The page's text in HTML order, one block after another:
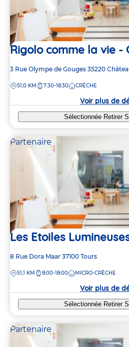
Rigolo comme la vie -
Adresse
la
3 Rue Olympe de Gouges 35220
DISTANCE
51,0 KM 7:30-18:30 CRÈCHE
Voir plus de
Sélectionnée Retirer
Partenaire
Les Etoiles
Adresse
la
8 Rue Dora Maar 37100 Tours
DISTANCE
51,1 KM 8:00-18:00 MICRO-CRÈCHE
Voir plus de
Sélectionnée Retirer
Partenaire